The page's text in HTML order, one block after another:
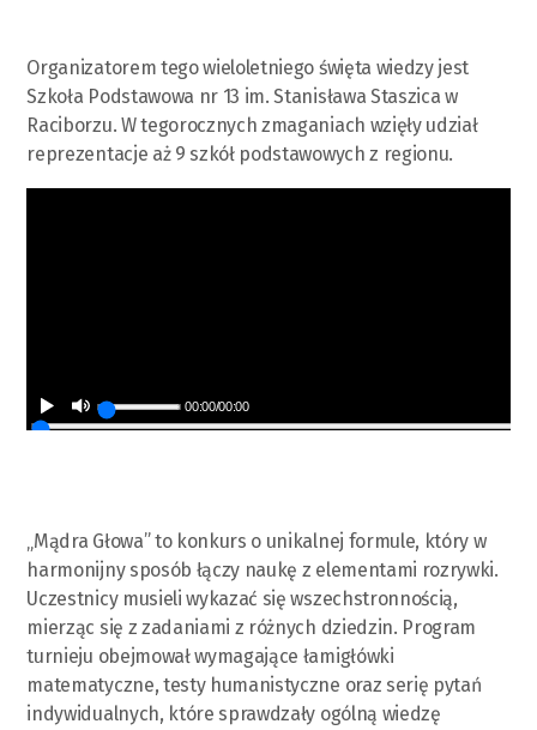
Organizatorem tego wieloletniego święta wiedzy jest
Szkoła Podstawowa nr 13 im. Stanisława Staszica w
Raciborzu. W tegorocznych zmaganiach wzięły udział
reprezentacje aż 9 szkół podstawowych z regionu.
00:00/00:00
„Mądra Głowa” to konkurs o unikalnej formule, który w
harmonijny sposób łączy naukę z elementami rozrywki.
Uczestnicy musieli wykazać się wszechstronnością,
mierząc się z zadaniami z różnych dziedzin. Program
turnieju obejmował wymagające łamigłówki
matematyczne, testy humanistyczne oraz serię pytań
indywidualnych, które sprawdzały ogólną wiedzę